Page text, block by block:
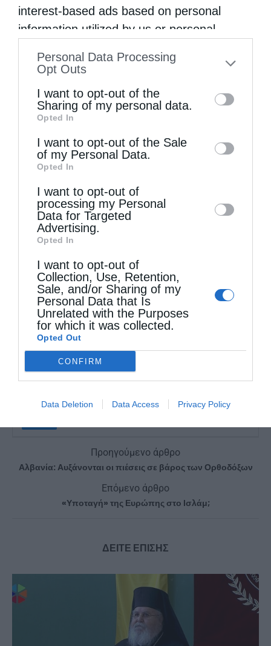
interest-based ads based on personal
information utilized by us or personal
to your opt-out. You may separately opt-out
information by third parties on the IAB’s list
of downstream participants. This
information may also be disclosed by us to
third parties on theIAB’s List of
Downstream Participants
disclose it to other third parties.
Personal Data Processing
Opt Outs
I want to opt-out of the
Sharing of my personal data.
Opted In
I want to opt-out of the Sale
of my Personal Data.
Opted In
I want to opt-out of
processing my Personal
Data for Targeted
Advertising.
Opted In
I want to opt-out of
Collection, Use, Retention,
Sale, and/or Sharing of my
Personal Data that Is
Unrelated with the Purposes
for which it was collected.
Opted Out
CONFIRM
Data Deletion Data Access Privacy Policy
επειδή είναι διαφορετικά από αυτόν.
κυριάρχησε ένα τέτοιο μοντέλο, η βία, οι
πόλεμοι και οι συγκρούσεις βασίλευσαν.
άλλο άκρο είναι ο εθνομηδενισμός, που
είναι η προσπάθεια αποδόμησης κάθε
ιστορικής μνήμης και εθνικής συνείδησης
των λαών. Λαός όμως που δεν έχει ιστορική
μνήμη είναι καταδικασμένος. Ο άνθρωπος
της Εκκλησίας αγαπά την πατρίδα,
αγωνίζεται και ενίοτε θυσιάζεται γι’ αυτήν
όταν κινδυνεύει, αλλά πάντοτε υπό το
ομοεθνής, αλλά ο οποιοσδήποτε άνθρωπος,
που αποτελεί Εικόνα του Θεού.
ΕΘΝΙΚΙΣΜΌΣ
Προηγούμενο άρθρο
Αλβανία: Αυξάνονται οι πιέσεις σε βάρος των Ορθοδόξων
Επόμενο άρθρο
«Υποταγή» της Ευρώπης στο Ισλάμ;
ΔΕΙΤΕ ΕΠΙΣΗΣ